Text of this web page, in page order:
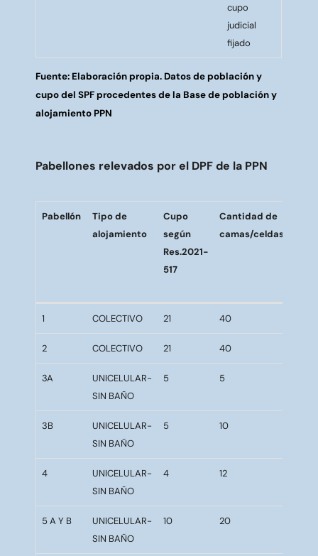
cupo
judicial
fijado
Fuente: Elaboración propia. Datos de población y
cupo del SPF procedentes de la Base de población y
alojamiento PPN
Pabellones relevados por el DPF de la PPN
Pabellón
Tipo de
alojamiento
Cupo
según
Res.2021-
517
Cantidad de
camas/celdas
Tipo de
Cupo
Res.2021-
517
Cantidad de
1 COLECTIVO 21 40
2 COLECTIVO 21 40
3A
UNICELULAR-
SIN BAÑO
5 5
3B
UNICELULAR-
SIN BAÑO
5 10
4
UNICELULAR-
SIN BAÑO
4 12
5 A Y B
UNICELULAR-
SIN BAÑO
10 20